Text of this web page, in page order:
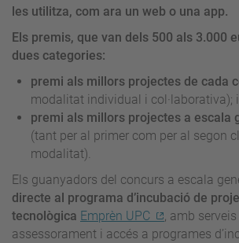
les utilitza, com ara un web o una app.
Els premis, que van dels 500 als 3.000
dues categories:
premi als millors projectes de cada
modalitat individual i col·laborativa); i
premi als millors projectes a escala
(tant per al primer com per al segon
modalitat).
Els guanyadors del concurs a escala
directe al programa d’incubació de
tecnològica Emprèn UPC
, amb
assessorament i accés a programes